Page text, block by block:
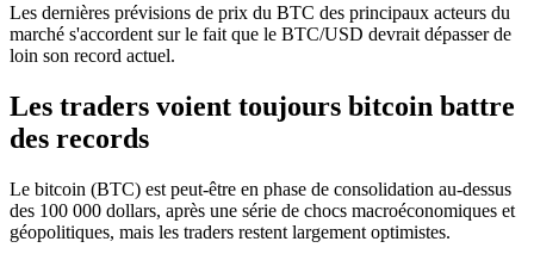
Les dernières prévisions de prix du BTC des principaux acteurs du
marché s'accordent sur le fait que le BTC/USD devrait dépasser de
loin son record actuel.
Les traders voient toujours bitcoin battre
des records
Le bitcoin (BTC) est peut-être en phase de consolidation au-dessus
des 100 000 dollars, après une série de chocs macroéconomiques et
géopolitiques, mais les traders restent largement optimistes.